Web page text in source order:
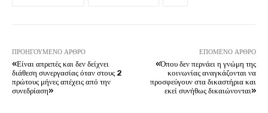
ΠΡΟΗΓΟΎΜΕΝΟ ΆΡΘΡΟ
«Είναι απρεπές και δεν δείχνει
διάθεση συνεργασίας όταν στους 2
πρώτους μήνες απέχεις από την
συνεδρίαση»
ΕΠΌΜΕΝΟ ΆΡΘΡΟ
«Όπου δεν περνάει η γνώμη της
κοινωνίας αναγκάζονται να
προσφεύγουν στα δικαστήρια και
εκεί συνήθως δικαιώνονται»